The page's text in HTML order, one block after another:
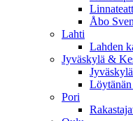
Åbo
Lahti
Lahden
Jyväskylä &
Löytänän
Pori